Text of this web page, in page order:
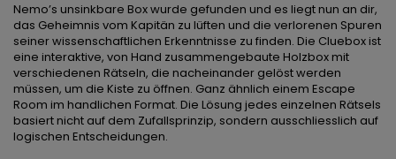
Nemo’s unsinkbare Box wurde gefunden und es liegt nun an dir,
das Geheimnis vom Kapitän zu lüften und die verlorenen Spuren
seiner wissenschaftlichen Erkenntnisse zu finden. Die Cluebox ist
eine interaktive, von Hand zusammengebaute Holzbox mit
verschiedenen Rätseln, die nacheinander gelöst werden
müssen, um die Kiste zu öffnen. Ganz ähnlich einem Escape
Room im handlichen Format. Die Lösung jedes einzelnen Rätsels
basiert nicht auf dem Zufallsprinzip, sondern ausschliesslich auf
logischen Entscheidungen.